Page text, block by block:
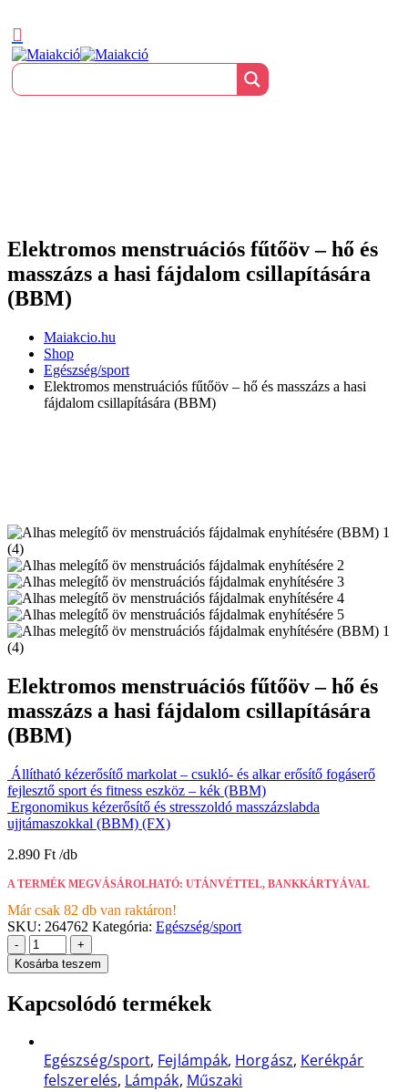
Elektromos menstruációs fűtőöv – hő és
masszázs a hasi fájdalom csillapítására
(BBM)
Maiakcio.hu
Shop
Egészség/sport
Elektromos menstruációs fűtőöv – hő és masszázs a hasi
fájdalom csillapítására (BBM)
Elektromos menstruációs fűtőöv – hő és
masszázs a hasi fájdalom csillapítására
(BBM)
Állítható kézerősítő markolat – csukló- és alkar erősítő fogáserő
fejlesztő sport és fitness eszköz – kék (BBM)
Ergonomikus kézerősítő és stresszoldó masszázslabda
ujjtámaszokkal (BBM) (FX)
2.890 Ft
A TERMÉK MEGVÁSÁROLHATÓ: UTÁNVÉTTEL, BANKKÁRTYÁVAL
Már csak 82 db van raktáron!
SKU: 264762 Kategória: Egészség/sport
-
+
Kosárba teszem
Kapcsolódó termékek
Egészség/sport, Fejlámpák, Horgász, Kerékpár
felszerelés, Lámpák, Műszaki